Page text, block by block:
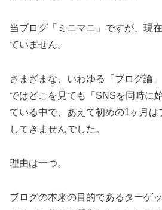
当ブログ「ミニマニ」ですが、現
ていません。
さまざまな、いわゆる「ブログ論
ではどこを見ても「SNSを同時に
ている中で、あえて初めの1ヶ月
してきませんでした。
理由は一つ。
ブログの本来の目的であるターゲ